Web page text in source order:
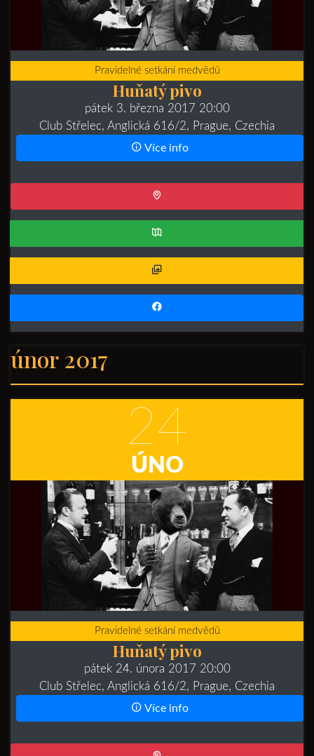
Pravidelné setkání medvědů
Huňatý pivo
pátek 3. března 2017 20:00
Club Střelec, Anglická 616/2, Prague, Czechia
Více info
únor 2017
24
ÚNO
Pravidelné setkání medvědů
Huňatý pivo
pátek 24. února 2017 20:00
Club Střelec, Anglická 616/2, Prague, Czechia
Více info